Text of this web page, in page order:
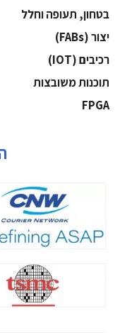
בטחון, תעופה וחלל
‫יצור (‪(FABs‬‬
‫רכיבים‬ (IOT)
‫תוכנות משובצות‬
‫‪FPGA‬‬